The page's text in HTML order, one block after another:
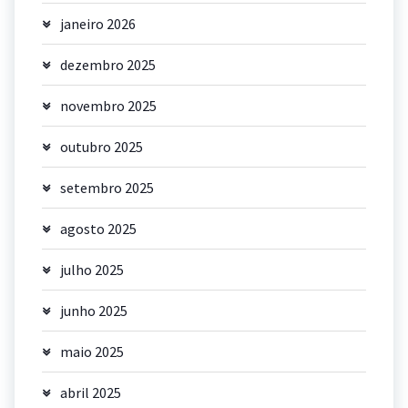
janeiro 2026
dezembro 2025
novembro 2025
outubro 2025
setembro 2025
agosto 2025
julho 2025
junho 2025
maio 2025
abril 2025